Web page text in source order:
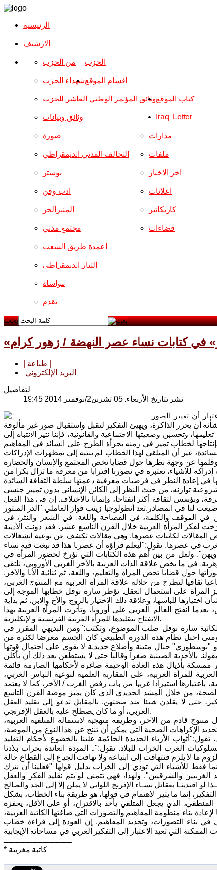
الرئيسية
الارشیف
الحزب من الحزب
شهداء الحزب
وثائق المؤتمر الوطني العاشر للحزب
وثائق وبيانات
اقسام الموقع
صورة
التحالف المدني الديمقراطي
بوستر
ادب وفن
المنبرالحر
مجتمع مدني
مدارات
ملفات
اخر الاخبار
اعلانات
كاريكاتير
فضاءات
اعمدة طريق الشعب
التيار الديمقراطي
مواساة
تقدم
كتاب الموقع
Iraqi Letter
بحث
البريد الإلكتروني
التفاصيل
نشر بتاريخ الأربعاء, 05 تشرين2/نوفمبر 2014 19:45
أن تغيير الصور
وتحسين وضعيتها الاجتماعية والقانونية، فإننا نثير الانتباه إلى
لخطاب تميز في زمنه بجرأة الطرح على السائد في المفاهيم
غير أن المتلقي لهذا الخطاب لم ينتبه إلى تمظهرات الإدراكات
للأشياء، نعتبره في تصورنا اقترابا من معرفة ما تزال بكرا من
مشروعية توازنه، من حيث النظر إلى الكائن الإنساني بدون تمييز جنسي
ويؤسس لثقافة أكثر انفتاحا، وإيمانا بالاختلاف. إن في هذا الفعل
لنا في المصادر.تعد أنطولوجيا زينب فواز العاملي "الدر المنثور
في الموقف والكلمة، في الفصاحة واللغة، في الشعر والنثر، في
إلى حدود القرن 19، من الأعمال التي أرَخت لفكر المرأة العربية خلال القرن التاسع عشر. فقد دونت الأديبة
المقالات لكاتبات عصرها. وهي مقالات تكشف عن نوعية انشغالات
في عصرها. تقول:"ليعلم قراؤه أن عصرنا هذا قد نبغت فيه نساء
ولعل من بين أهم هذه الكتابات التي تؤرخ لحضور المرأة في
في ما يخص علاقة الذات العربية بالآخر الغربي الأوروبي، نلتقي
حول قضايا تخص المرأة والتعليم، واللغة، ثم ثنائية الأنا والآخر.
ثقافيا لتطرح من خلاله علاقة المرأة العربية مع المنتوج الغربي،
المرأة على استعمال العقل. تؤطر سارة نوفل خطابها الموجه إلى
للباسها، وعلاقة ذلك الاختيار بالزوج والأخ والابن، ثم بداية
انفتح العالم العربي على أوروبا، وتأثرت المرأة العربية بهذا
الانفتاح بتقليدها للمرأة الغربية الفرنسية والإنكليزية.
سارة نوفل صلب الموضوع، وتكتب:"ومن البديهي المقرر في
اختل نظام هذه الدورة الطبيعي كان الجسم معرضا لكثرة من
حبال متينة وأضلاع حديدية لا يقوى على احتمال قوتها
بالأحذية الصينية صغرا وقالبا حتى لا يستطعن بعد ذلك أن يأكلن
بأذيال هذه العادة الوخيمة صاغرة لأحكامها الصارمة قائمة
للمرأة الغربية، على المقاربة العلمية لنوعية اللباس الغربي،
استيرادا غربيا من باب رفض الغرب / الآخر، كما لا يعتمد
من خلال المشد الحديدي الذي كان يميز موضة القرن التاسع
حتى لا يقلدن شيئا ضد صحتهن. بالمقابل تدعو إلى تقليد العقل
الغربي، أو ما كان يصطلح عليه بالعقل الإفرنجي.
قادم من الآخر، وطريقة منهجية لاستمالة المتلقية العربية،
الإكراهات الصحية التي يمكن أن تنتج عن هذا النوع من الموضة،
الأزياء الجديدة الحاكمة علينا بالخضوع لأحكام التقليد
الغرب الخراب للبلاد. تقول:".. المودة العائدة بخراب بلادنا
فقط للأشياء التي تؤدي إلى الخراب بدليل قولها "فعلينا أن نترك
والشرقيين". ولهذا، فهي تتمنى لو يتم تقليد الفكر والعقل
إنما ما يثير الاهتمام في قولها، هو طريقة بناء الخطاب، بشكل
الذي يجعل المتلقي يأخذ بالاقتراح، أو على الأقل، يحفزه
بناء منظومة المفاهيم والتصورات التي صاغتها الكاتبة العربية،
التصورات، وتحديد المفاهيم. إن العودة إلى قراءة خطاب
ــــــــــــــــــــــــــــ
* كاتبة مغربية